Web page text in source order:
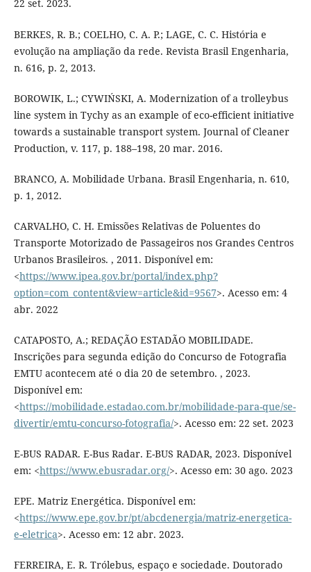
22 set. 2023.
BERKES, R. B.; COELHO, C. A. P.; LAGE, C. C. História e
evolução na ampliação da rede. Revista Brasil Engenharia,
n. 616, p. 2, 2013.
BOROWIK, L.; CYWIŃSKI, A. Modernization of a trolleybus
line system in Tychy as an example of eco-efficient initiative
towards a sustainable transport system. Journal of Cleaner
Production, v. 117, p. 188–198, 20 mar. 2016.
BRANCO, A. Mobilidade Urbana. Brasil Engenharia, n. 610,
p. 1, 2012.
CARVALHO, C. H. Emissões Relativas de Poluentes do
Transporte Motorizado de Passageiros nos Grandes Centros
Urbanos Brasileiros. , 2011. Disponível em:
<https://www.ipea.gov.br/portal/index.php?
option=com_content&view=article&id=9567>. Acesso em: 4
abr. 2022
CATAPOSTO, A.; REDAÇÃO ESTADÃO MOBILIDADE.
Inscrições para segunda edição do Concurso de Fotografia
EMTU acontecem até o dia 20 de setembro. , 2023.
Disponível em:
<https://mobilidade.estadao.com.br/mobilidade-para-que/se-
divertir/emtu-concurso-fotografia/>. Acesso em: 22 set. 2023
E-BUS RADAR. E-Bus Radar. E-BUS RADAR, 2023. Disponível
em: <https://www.ebusradar.org/>. Acesso em: 30 ago. 2023
EPE. Matriz Energética. Disponível em:
<https://www.epe.gov.br/pt/abcdenergia/matriz-energetica-
e-eletrica>. Acesso em: 12 abr. 2023.
FERREIRA, E. R. Trólebus, espaço e sociedade. Doutorado